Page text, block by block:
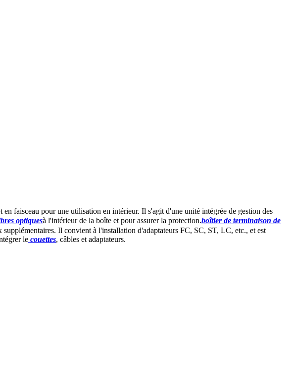
faisceau pour une utilisation en intérieur. Il s'agit d'une unité intégrée de gestion des
optiquesà l'intérieur de la boîte et pour assurer la protection.boîtier de terminaison de
Il convient à l'installation d'adaptateurs FC, SC, ST, LC, etc., et est
le couettes, câbles et adaptateurs.